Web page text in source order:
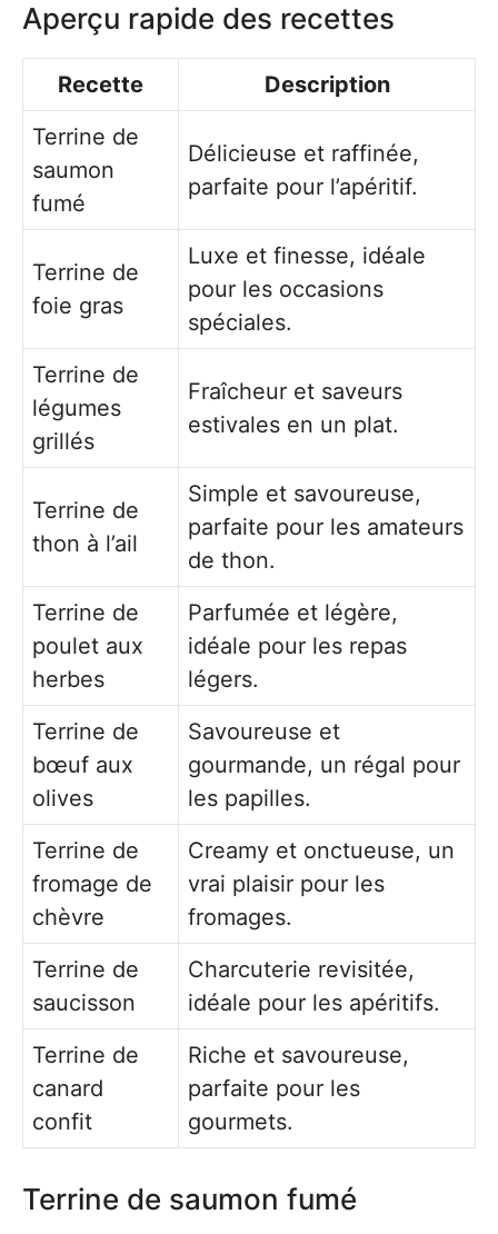
Aperçu rapide des recettes
Recette
Description
Terrine de
saumon
fumé
Délicieuse et raffinée,
parfaite pour l’apéritif.
Terrine de
foie gras
Luxe et finesse, idéale
pour les occasions
spéciales.
Terrine de
légumes
grillés
Fraîcheur et saveurs
estivales en un plat.
Terrine de
thon à l’ail
Simple et savoureuse,
parfaite pour les amateurs
de thon.
Terrine de
poulet aux
herbes
Parfumée et légère,
idéale pour les repas
légers.
Terrine de
bœuf aux
olives
Savoureuse et
gourmande, un régal pour
les papilles.
Terrine de
fromage de
chèvre
Creamy et onctueuse, un
vrai plaisir pour les
fromages.
Terrine de
saucisson
Charcuterie revisitée,
idéale pour les apéritifs.
Terrine de
canard
confit
Riche et savoureuse,
parfaite pour les
gourmets.
Terrine de saumon fumé